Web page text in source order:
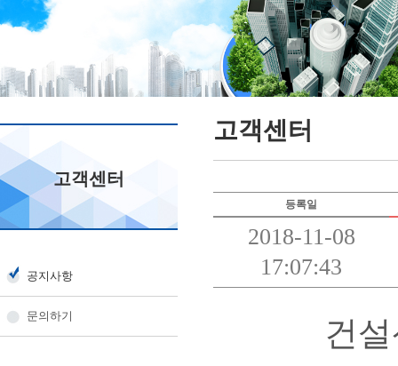
고객센터
공지사항
문의하기
고객센터
등록일
2018-11-08
17:07:43
건